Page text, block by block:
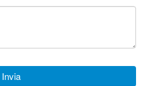
Invia